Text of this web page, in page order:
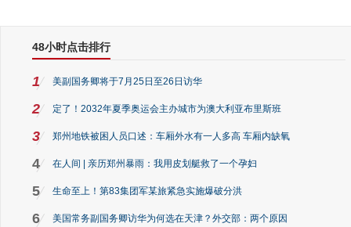
48小时点击排行
1 美副国务卿将于7月25日至26日访华
2 定了！2032年夏季奥运会主办城市为澳大利亚布里斯班
3 郑州地铁被困人员口述：车厢外水有一人多高 车厢内缺氧
4 在人间 | 亲历郑州暴雨：我用皮划艇救了一个孕妇
5 生命至上！第83集团军某旅紧急实施爆破分洪
6 美国常务副国务卿访华为何选在天津？外交部：两个原因